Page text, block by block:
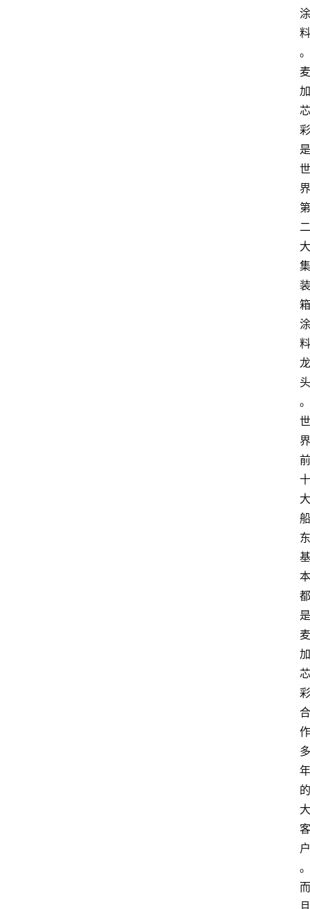
涂
料
。
麦
加
芯
彩
是
世
界
第
二
大
集
装
箱
涂
料
龙
头
。
世
界
前
十
大
船
东
基
本
都
是
麦
加
芯
彩
合
作
多
年
的
大
客
户
。
而
且